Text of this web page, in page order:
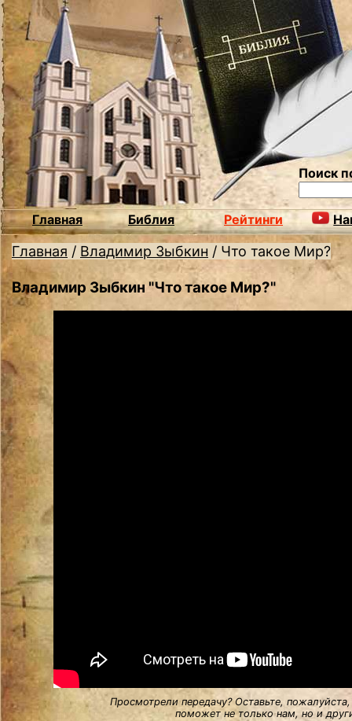
Поиск
Главная Библия Рейтинги
Главная / Владимир Зыбкин / Что такое Мир?
Владимир Зыбкин "Что такое Мир?"
Просмотрели передачу? Оставьте,
поможет не только нам, но и